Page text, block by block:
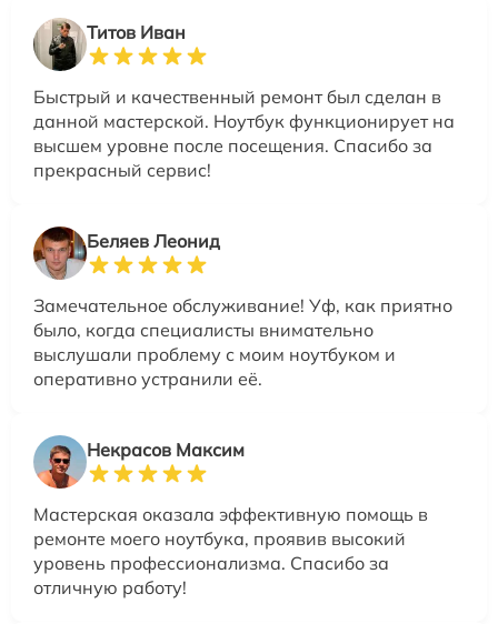
Титов Иван
Быстрый и качественный ремонт был сделан в
данной мастерской. Ноутбук функционирует на
высшем уровне после посещения. Спасибо за
прекрасный сервис!
Беляев Леонид
Замечательное обслуживание! Уф, как приятно
было, когда специалисты внимательно
выслушали проблему с моим ноутбуком и
оперативно устранили её.
Некрасов Максим
Мастерская оказала эффективную помощь в
ремонте моего ноутбука, проявив высокий
уровень профессионализма. Спасибо за
отличную работу!